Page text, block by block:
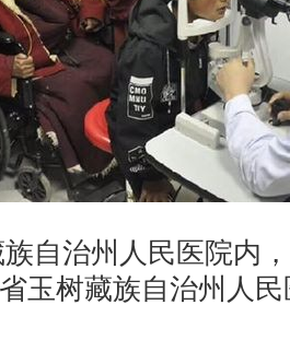
自治州人民医院内
玉树藏族自治州人